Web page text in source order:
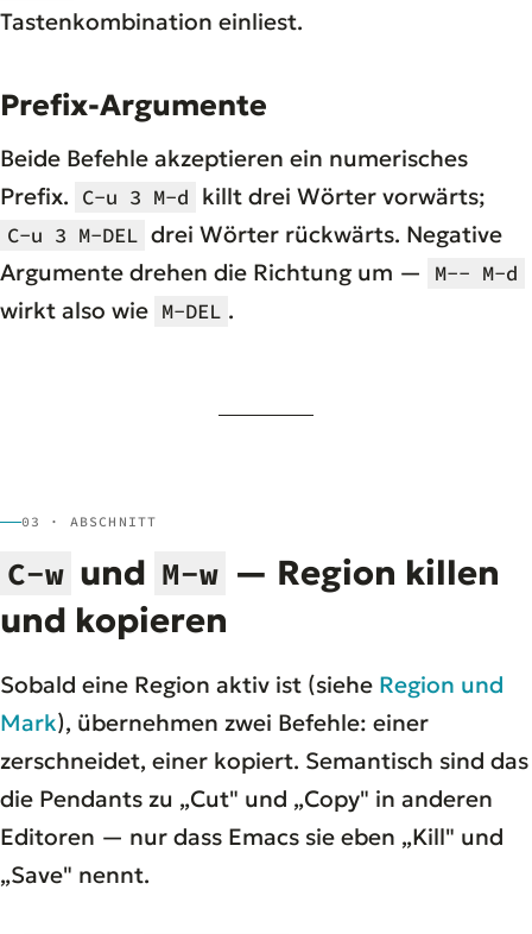
Tastenkombination einliest.
Prefix-Argumente
Beide Befehle akzeptieren ein numerisches
Prefix. C-u 3 M-d killt drei Wörter vorwärts;
C-u 3 M-DEL drei Wörter rückwärts. Negative
Argumente drehen die Richtung um —
M-- M-d
wirkt also wie M-DEL .
03 · ABSCHNITT
C-w und M-w — Region killen
und kopieren
Sobald eine Region aktiv ist (siehe Region und
Mark), übernehmen zwei Befehle: einer
zerschneidet, einer kopiert. Semantisch sind das
die Pendants zu „Cut" und „Copy" in anderen
Editoren — nur dass Emacs sie eben „Kill" und
„Save" nennt.